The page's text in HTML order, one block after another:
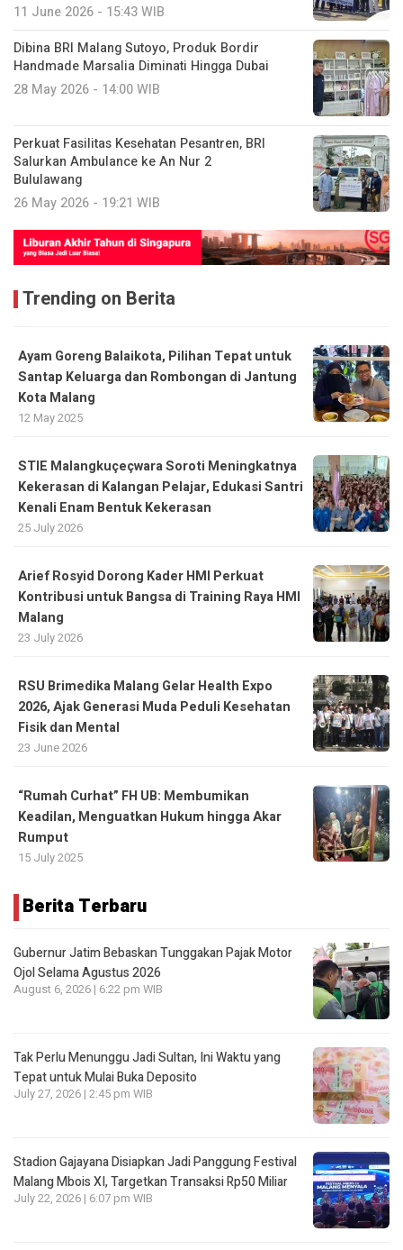
11 June 2026 - 15:43 WIB
Dibina BRI Malang Sutoyo, Produk Bordir
Handmade Marsalia Diminati Hingga Dubai
28 May 2026 - 14:00 WIB
Perkuat Fasilitas Kesehatan Pesantren, BRI
Salurkan Ambulance ke An Nur 2
Bululawang
26 May 2026 - 19:21 WIB
Trending on Berita
Ayam Goreng Balaikota, Pilihan Tepat untuk
Santap Keluarga dan Rombongan di Jantung
Kota Malang
12 May 2025
STIE Malangkuçeçwara Soroti Meningkatnya
Kekerasan di Kalangan Pelajar, Edukasi Santri
Kenali Enam Bentuk Kekerasan
25 July 2026
Arief Rosyid Dorong Kader HMI Perkuat
Kontribusi untuk Bangsa di Training Raya HMI
Malang
23 July 2026
RSU Brimedika Malang Gelar Health Expo
2026, Ajak Generasi Muda Peduli Kesehatan
Fisik dan Mental
23 June 2026
“Rumah Curhat” FH UB: Membumikan
Keadilan, Menguatkan Hukum hingga Akar
Rumput
15 July 2025
Berita Terbaru
Gubernur Jatim Bebaskan Tunggakan Pajak Motor
Ojol Selama Agustus 2026
August 6, 2026 | 6:22 pm WIB
Tak Perlu Menunggu Jadi Sultan, Ini Waktu yang
Tepat untuk Mulai Buka Deposito
July 27, 2026 | 2:45 pm WIB
Stadion Gajayana Disiapkan Jadi Panggung Festival
Malang Mbois XI, Targetkan Transaksi Rp50 Miliar
July 22, 2026 | 6:07 pm WIB